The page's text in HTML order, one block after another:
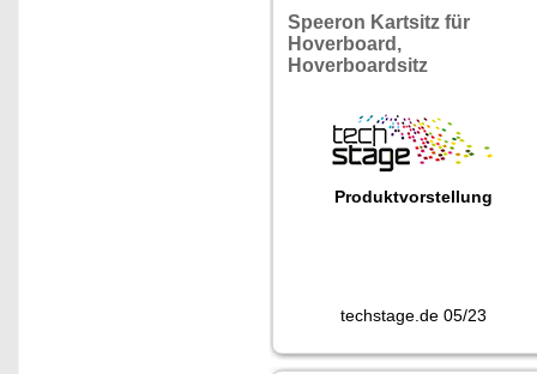
Speeron Kartsitz für
Hoverboard,
Hoverboardsitz
Produktvorstellung
techstage.de 05/23